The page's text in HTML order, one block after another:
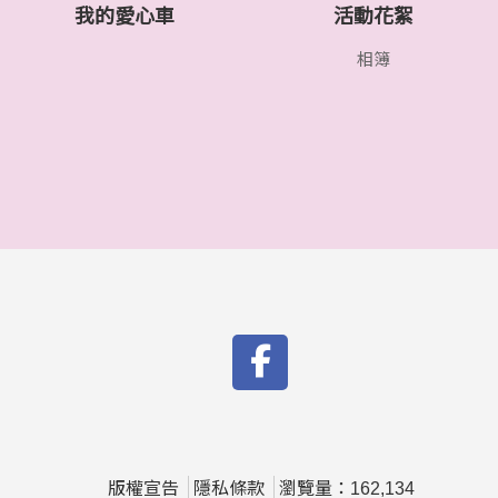
我的愛心車 活動花絮
相簿
版權宣告 隱私條款 瀏覽量：162,134